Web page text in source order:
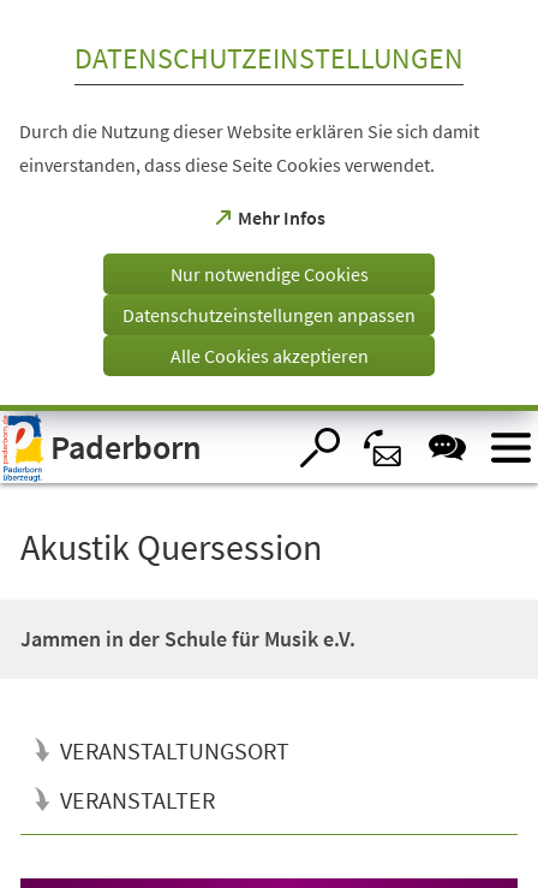
Visuelle
Assistenzsoftware
öffnen.
DATENSCHUTZEINSTELLUNGEN
Durch die Nutzung dieser Website erklären Sie sich damit
einverstanden, dass diese Seite Cookies verwendet.
Mehr Infos
(Öffnet
einem
Tab)
Nur notwendige Cookies
Datenschutzeinstellungen anpassen
Alle Cookies akzeptieren
Paderborn
Akustik Quersession
Jammen in der Schule für Musik e.V.
VERANSTALTUNGSORT
VERANSTALTER